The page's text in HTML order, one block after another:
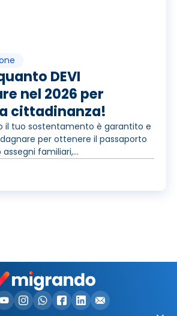
o
o
n
e
i
r
o
d
z
DEVI
nel 2026 per
cittadinanza!
il tuo sostentamento è garantito e
per ottenere il passaporto
familiari,...